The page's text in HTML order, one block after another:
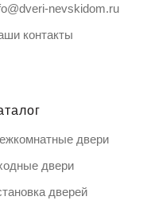
nevskidom.ru
контакты
двери
двери
дверей